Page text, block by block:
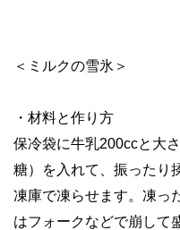
＜ミルクの雪氷＞
・材料と作り方
保冷袋に牛乳200ccと大
糖）を入れて、振ったり
凍庫で凍らせます。凍っ
はフォークなどで崩して